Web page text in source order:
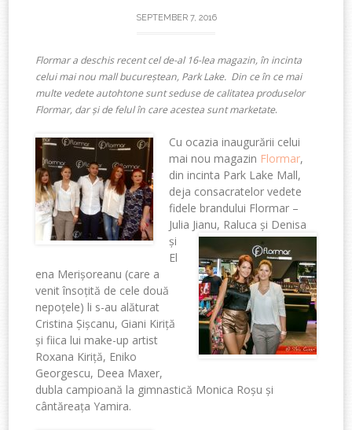
SEPTEMBER 7, 2016
Flormar a deschis recent cel de-al 16-lea magazin, în incinta
celui mai nou mall bucureștean, Park Lake. Din ce în ce mai
multe vedete autohtone sunt seduse de calitatea produselor
Flormar, dar și de felul în care acestea sunt marketate.
Cu ocazia inaugurării celui
mai nou magazin Flormar,
din incinta Park Lake Mall,
deja consacratelor vedete
fidele brandului Flormar –
Julia Jianu, Raluca și Denisa
și
El
ena Merișoreanu (care a
venit însoțită de cele două
nepoțele) li s-au alăturat
Cristina Șișcanu, Giani Kiriță
și fiica lui make-up artist
Roxana Kiriță, Eniko
Georgescu, Deea Maxer,
dubla campioană la gimnastică Monica Roșu și
cântăreața Yamira.